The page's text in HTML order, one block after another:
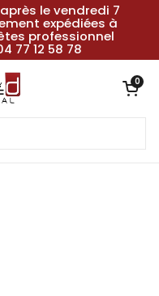
le vendredi 7
expédiées à
professionnel
77 12 58 78
Ouvrir le
0